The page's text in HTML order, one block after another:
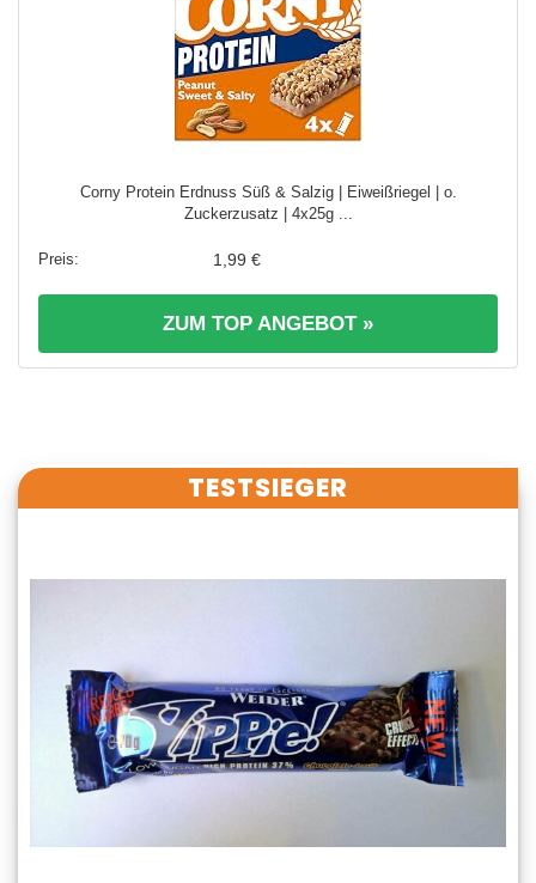
Corny Protein Erdnuss Süß & Salzig | Eiweißriegel | o.
Zuckerzusatz | 4x25g ...
1,99 €
ZUM TOP ANGEBOT »
TESTSIEGER